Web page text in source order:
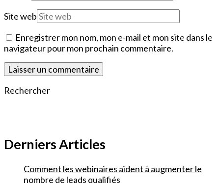
Site web
Enregistrer mon nom, mon e-mail et mon site dans le
navigateur pour mon prochain commentaire.
Rechercher
Derniers Articles
Comment les webinaires aident à augmenter le
nombre de leads qualifiés